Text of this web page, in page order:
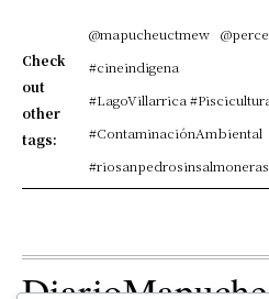
Check
out
other
tags:
@mapucheuctmew
#cineindigena
#LagoVillarrica
#ContaminaciónAmbiental
#riosanpedrosinsalmoneras